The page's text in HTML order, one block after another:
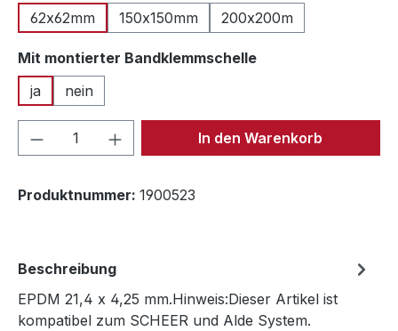
62x62mm
150x150mm 200x200m
Mit montierter Bandklemmschelleauswählen
ja
nein
Produkt Anzahl: Gib denIn den Warenkorb
Produktnummer: 1900523
Beschreibung
EPDM 21,4 x 4,25 mm.Hinweis:Dieser Artikel ist
kompatibel zum SCHEER und Alde System.